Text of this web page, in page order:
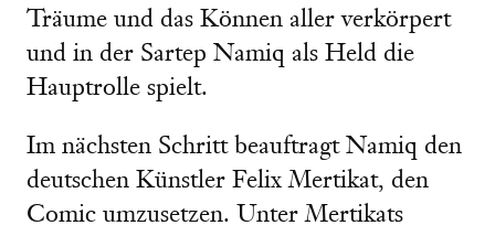
Träume und das Können aller verkörpert
und in der Sartep Namiq als Held die
Hauptrolle spielt.
Im nächsten Schritt beauftragt Namiq den
deutschen Künstler Felix Mertikat, den
Comic umzusetzen. Unter Mertikats